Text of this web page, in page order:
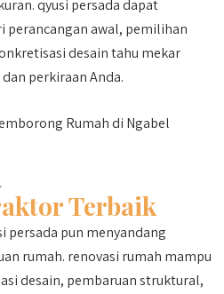
qyusi persada dapat
awal, pemilihan
desain tahu mekar
perkiraan Anda.
Terbaik
persada pun menyandang
rumah. renovasi rumah mampu
desain, pembaruan struktural,